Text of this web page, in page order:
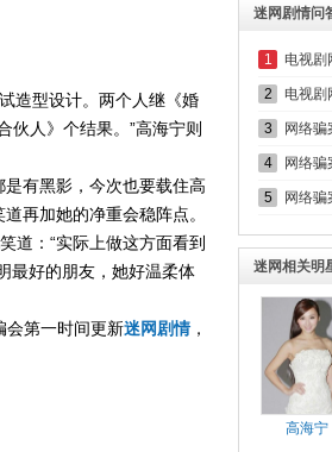
造型设计。两个人继《婚
伙人》个结果。”高海宁则
有黑影，今次也要载住高
再加她的净重会稳阵点。
道：“实际上做这方面看到
最好的朋友，她好温柔体
会第一时间更新迷网剧情，
迷网剧情问
1 电视剧
2 电视剧
3 网络
4 网络骗
5 网络骗
迷网相关明
高海宁